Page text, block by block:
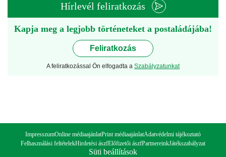
Hírlevél feliratkozás
Kapja meg a legjobb történeteket a postaládájába!
Feliratkozás
A feliratkozással Ön elfogadta a Szabályzatunkat
ImpresszumOnline médiaajánlatPrint médiaajánlatAdatvédelmi tájékoztató
Felhasználási feltételekHirdetési ászfElőfizetői ászfPartnereinkJátékszabályzat
Süti beállítások